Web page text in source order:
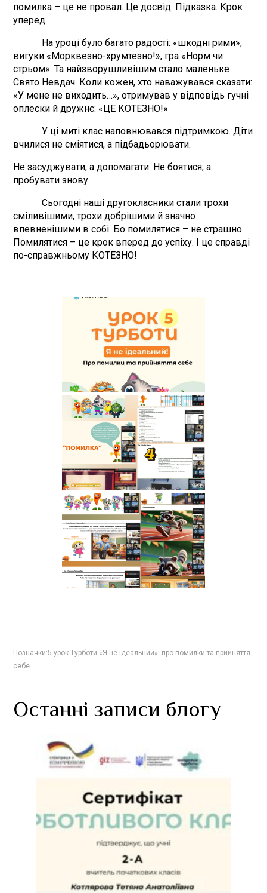
помилка – це не провал. Це досвід. Підказка. Крок
уперед.
На уроці було багато радості: «шкодні рими»,
вигуки «Морквезно-хрумтезно!», гра «Норм чи
стрьом». Та найзворушливішим стало маленьке
Свято Невдач. Коли кожен, хто наважувався сказати:
«У мене не виходить…», отримував у відповідь гучні
оплески й дружнє: «ЦЕ КОТЕЗНО!»
У ці миті клас наповнювався підтримкою. Діти
вчилися не сміятися, а підбадьорювати.
Не засуджувати, а допомагати. Не боятися, а
пробувати знову.
Сьогодні наші другокласники стали трохи
сміливішими, трохи добрішими й значно
впевненішими в собі. Бо помилятися – не страшно.
Помилятися – це крок вперед до успіху. І це справді
по-справжньому КОТЕЗНО!
Позначки:5 урок Турботи «Я не ідеальний»: про помилки та прийняття
себе
Останні записи блогу